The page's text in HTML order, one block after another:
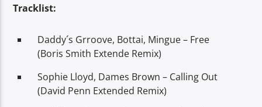
Tracklist:
Daddy´s Grroove, Bottai, Mingue – Free
(Boris Smith Extende Remix)
Sophie Lloyd, Dames Brown – Calling Out
(David Penn Extended Remix)